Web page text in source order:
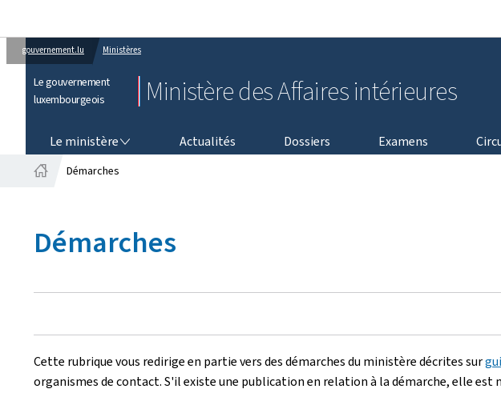
gouvernement.lu Ministères
Le gouvernement
luxembourgeois
Ministère des Affaires intérieures
Le ministère Actualités Dossiers Examens
Démarches
Démarches
Cette rubrique vous redirige en partie vers des démarches du ministère décrites sur
organismes de contact. S'il existe une publication en relation à la démarche, elle est